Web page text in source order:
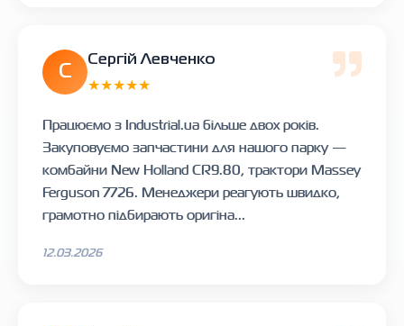
С
Сергій Левченко
★★★★★
Працюємо з Industrial.ua більше двох років.
Закуповуємо запчастини для нашого парку —
комбайни New Holland CR9.80, трактори Massey
Ferguson 7726. Менеджери реагують швидко,
грамотно підбирають оригіна...
12.03.2026